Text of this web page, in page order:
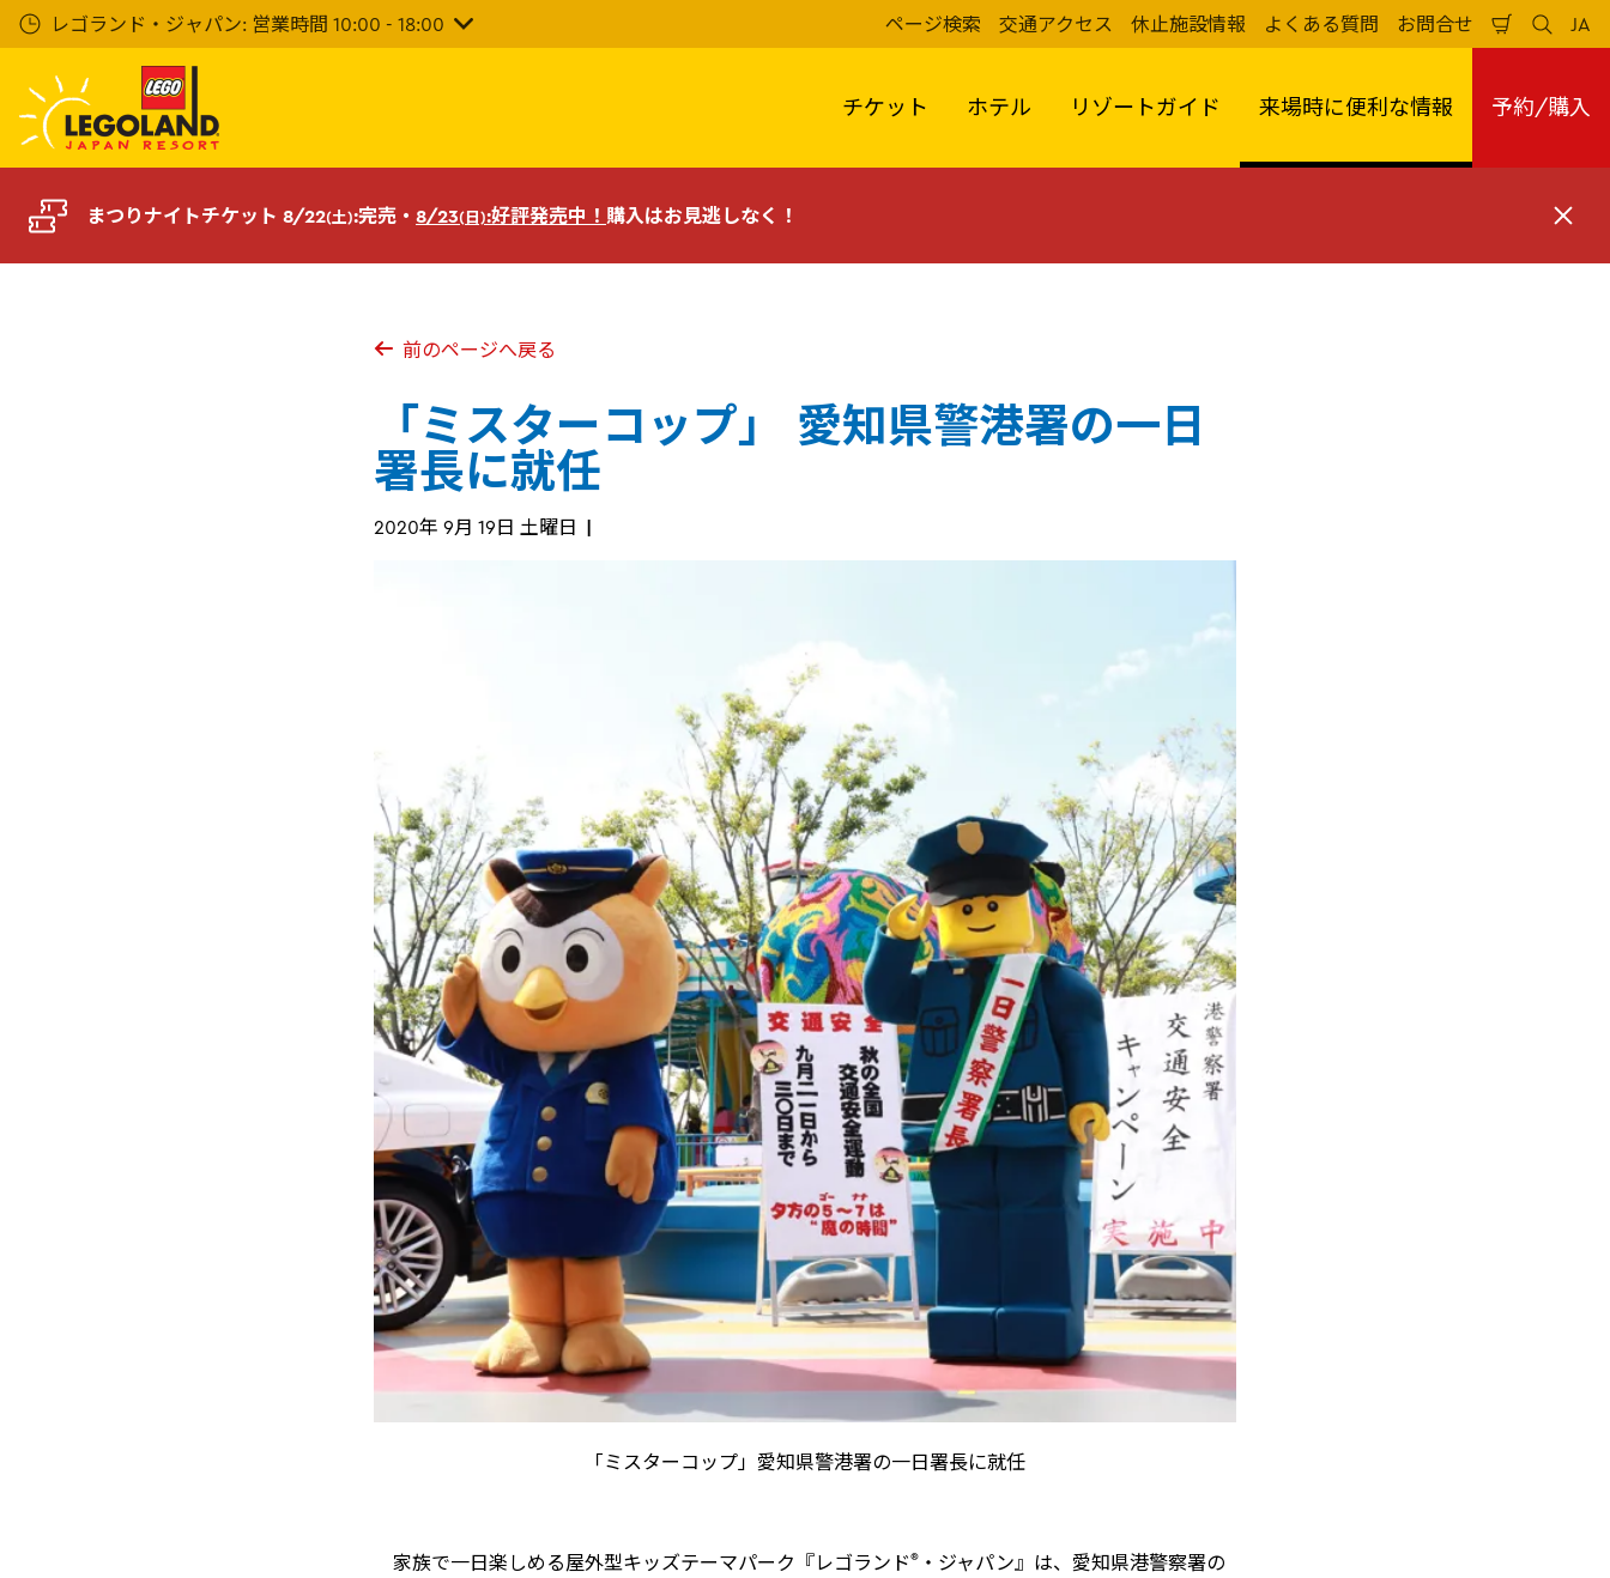
イ
レゴランド・ジャパン: 営業時間 10:00 - 18:00 ページ検索 交通アクセス 休止施設情報 よくある質問 お問合せ
い
か
ご
検
索
る
JA
日
本
チケット ホテル リゾートガイド 来場時に便利な情報 予約/購入
まつりナイトチケット 8/22(土):完売・ 8/23(日):好評発売中！ 購入はお見逃しなく！
閉
る
前のページへ戻る
「ミスターコップ」 愛知県警港署の一日
署長に就任
2020年 9月 19日 土曜日
「ミスターコップ」愛知県警港署の一日署長に就任
家族で一日楽しめる屋外型キッズテーマパーク『レゴランド® ・ジャパン』は、愛知県港警察署の